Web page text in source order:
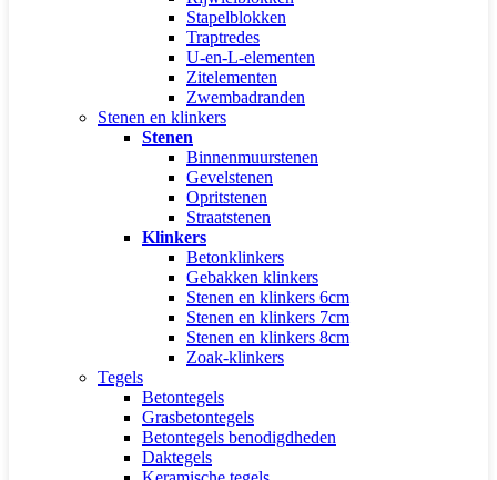
Stapelblokken
Traptredes
U-en-L-elementen
Zitelementen
Zwembadranden
Stenen en klinkers
Stenen
Binnenmuurstenen
Gevelstenen
Opritstenen
Straatstenen
Klinkers
Betonklinkers
Gebakken klinkers
Stenen en klinkers 6cm
Stenen en klinkers 7cm
Stenen en klinkers 8cm
Zoak-klinkers
Tegels
Betontegels
Grasbetontegels
Betontegels benodigdheden
Daktegels